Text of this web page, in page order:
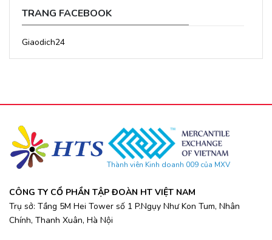
TRANG FACEBOOK
Giaodich24
Thành viên Kinh doanh 009 của MXV
CÔNG TY CỔ PHẦN TẬP ĐOÀN HT VIỆT NAM
Trụ sở: Tầng 5M Hei Tower số 1 P.Ngụy Như Kon Tum, Nhân
Chính, Thanh Xuân, Hà Nội